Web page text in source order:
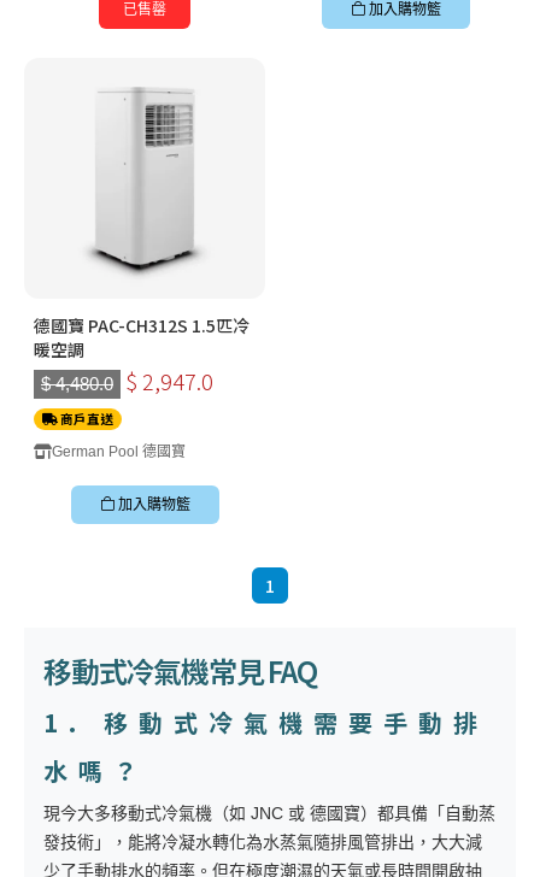
已售罄 加入購物籃
德國寶 PAC-CH312S 1.5匹冷
暖空調
$ 4,480.0 $ 2,947.0
商戶直送
German Pool 德國寶
加入購物籃
1
移動式冷氣機常見 FAQ
1. 移動式冷氣機需要手動排
水嗎？
現今大多移動式冷氣機（如 JNC 或 德國寶）都具備「自動蒸
發技術」，能將冷凝水轉化為水蒸氣隨排風管排出，大大減
少了手動排水的頻率。但在極度潮濕的天氣或長時間開啟抽